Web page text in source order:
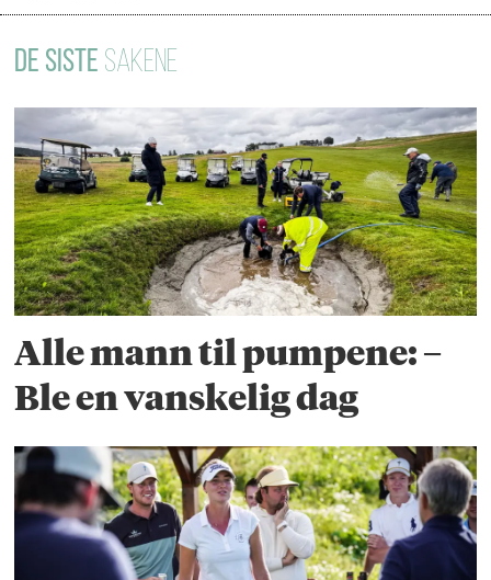
DE SISTE SAKENE
Alle mann til pumpene: –
Ble en vanskelig dag